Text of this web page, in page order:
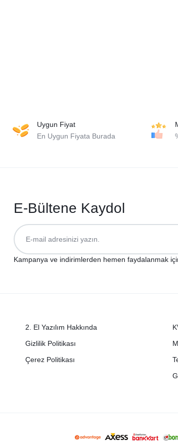
Uygun Fiyat
En Uygun Fiyata Burada
E-Bültene Kaydol
Kampanya ve indirimlerden hemen faydalanmak
2. El Yazılım Hakkında
Gizlilik Politikası
Çerez Politikası